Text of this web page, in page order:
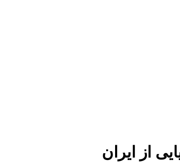
از ایران